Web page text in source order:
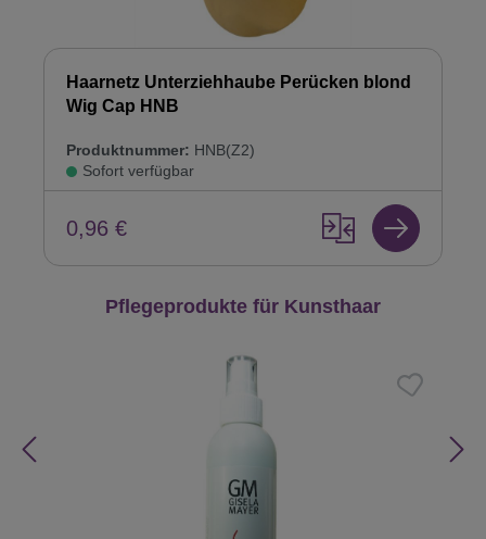
Haarnetz Unterziehhaube Perücken blond
Wig Cap HNB
Produktnummer: HNB(Z2)
Sofort verfügbar
0,96 €
Produktgalerie überspringen
Pflegeprodukte für Kunsthaar